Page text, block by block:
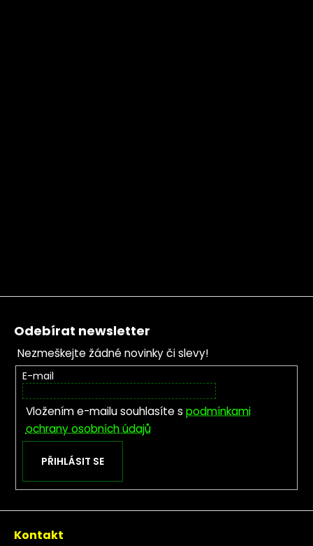
Zápatí
Odebírat newsletter
Nezmeškejte žádné novinky či slevy!
E-mail
Vložením e-mailu souhlasíte s podmínkami
ochrany osobních údajů
PŘIHLÁSIT SE
Kontakt